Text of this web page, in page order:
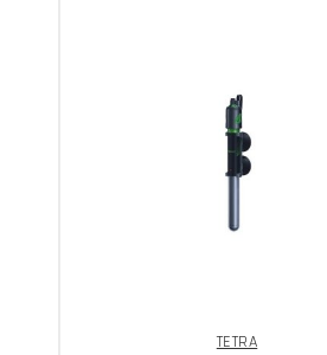
TETRA